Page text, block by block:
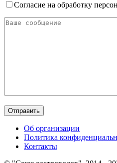
Согласие на обработку
Об организации
Политика
Контакты